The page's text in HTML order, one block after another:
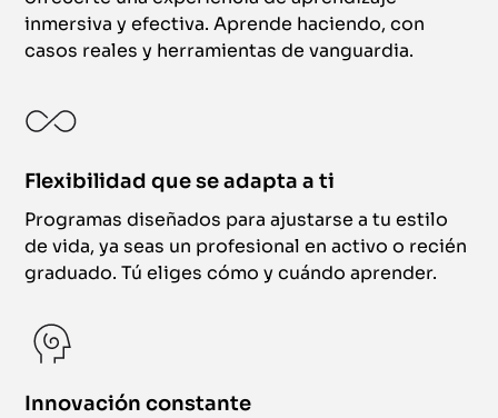
inmersiva y efectiva. Aprende haciendo, con
casos reales y herramientas de vanguardia.
Flexibilidad que se adapta a ti
Programas diseñados para ajustarse a tu estilo
de vida, ya seas un profesional en activo o recién
graduado. Tú eliges cómo y cuándo aprender.
Innovación constante